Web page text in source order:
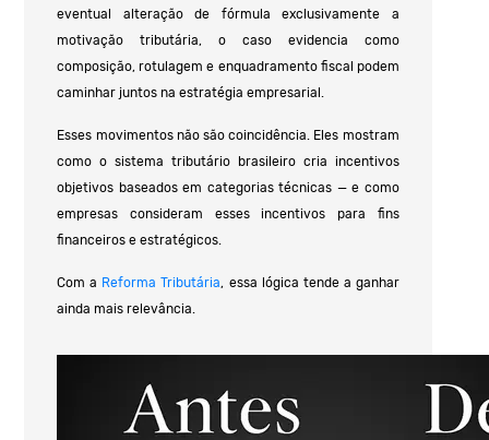
eventual alteração de fórmula exclusivamente a
motivação tributária, o caso evidencia como
composição, rotulagem e enquadramento fiscal podem
caminhar juntos na estratégia empresarial.
Esses movimentos não são coincidência. Eles mostram
como o sistema tributário brasileiro cria incentivos
objetivos baseados em categorias técnicas — e como
empresas consideram esses incentivos para fins
financeiros e estratégicos.
Com a Reforma Tributária, essa lógica tende a ganhar
ainda mais relevância.